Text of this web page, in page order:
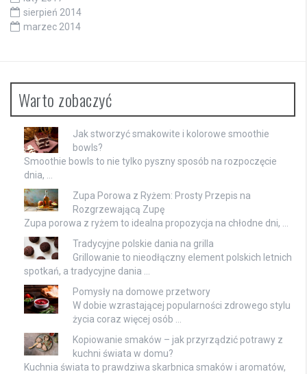
sierpień 2014
marzec 2014
Warto zobaczyć
Jak stworzyć smakowite i kolorowe smoothie
bowls?
Smoothie bowls to nie tylko pyszny sposób na rozpoczęcie
dnia, …
Zupa Porowa z Ryżem: Prosty Przepis na
Rozgrzewającą Zupę
Zupa porowa z ryżem to idealna propozycja na chłodne dni, …
Tradycyjne polskie dania na grilla
Grillowanie to nieodłączny element polskich letnich
spotkań, a tradycyjne dania …
Pomysły na domowe przetwory
W dobie wzrastającej popularności zdrowego stylu
życia coraz więcej osób …
Kopiowanie smaków – jak przyrządzić potrawy z
kuchni świata w domu?
Kuchnia świata to prawdziwa skarbnica smaków i aromatów,